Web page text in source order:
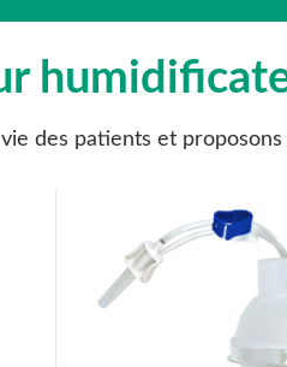
des patients et